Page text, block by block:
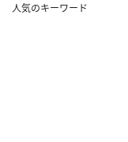
人気のキーワード